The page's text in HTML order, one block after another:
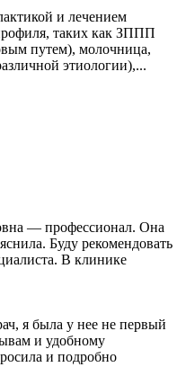
и лечением
таких как ЗППП
путем), молочница,
этиологии),...
— профессионал. Она
Буду рекомендовать
В клинике
я была у нее не первый
и удобному
и подробно